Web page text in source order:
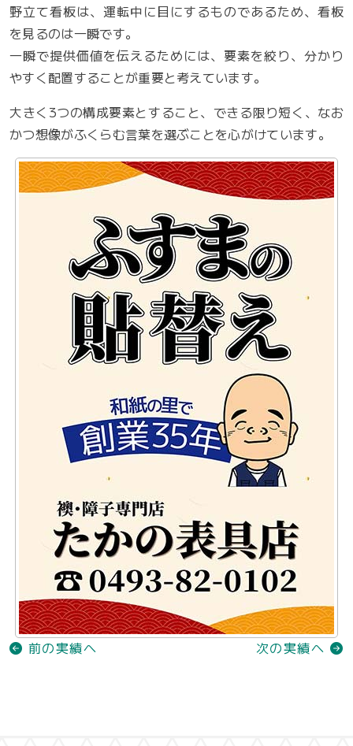
野立て看板は、運転中に目にするものであるため、看板
を見るのは一瞬です。
一瞬で提供価値を伝えるためには、要素を絞り、分かり
やすく配置することが重要と考えています。
大きく3つの構成要素とすること、できる限り短く、なお
かつ想像がふくらむ言葉を選ぶことを心がけています。
前の実績へ 次の実績へ